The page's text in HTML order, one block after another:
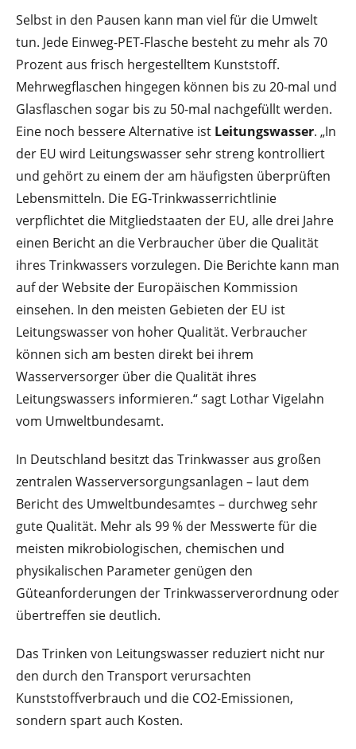
Selbst in den Pausen kann man viel für die Umwelt
tun. Jede Einweg-PET-Flasche besteht zu mehr als 70
Prozent aus frisch hergestelltem Kunststoff.
Mehrwegflaschen hingegen können bis zu 20-mal und
Glasflaschen sogar bis zu 50-mal nachgefüllt werden.
Eine noch bessere Alternative ist Leitungswasser. „In
der EU wird Leitungswasser sehr streng kontrolliert
und gehört zu einem der am häufigsten überprüften
Lebensmitteln. Die EG-Trinkwasserrichtlinie
verpflichtet die Mitgliedstaaten der EU, alle drei Jahre
einen Bericht an die Verbraucher über die Qualität
ihres Trinkwassers vorzulegen. Die Berichte kann man
auf der Website der Europäischen Kommission
einsehen. In den meisten Gebieten der EU ist
Leitungswasser von hoher Qualität. Verbraucher
können sich am besten direkt bei ihrem
Wasserversorger über die Qualität ihres
Leitungswassers informieren.“ sagt Lothar Vigelahn
vom Umweltbundesamt.
In Deutschland besitzt das Trinkwasser aus großen
zentralen Wasserversorgungsanlagen – laut dem
Bericht des Umweltbundesamtes – durchweg sehr
gute Qualität. Mehr als 99 % der Messwerte für die
meisten mikrobiologischen, chemischen und
physikalischen Parameter genügen den
Güteanforderungen der Trinkwasserverordnung oder
übertreffen sie deutlich.
Das Trinken von Leitungswasser reduziert nicht nur
den durch den Transport verursachten
Kunststoffverbrauch und die CO2-Emissionen,
sondern spart auch Kosten.